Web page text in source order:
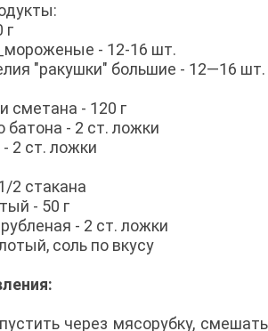
г
- 12-16 шт.
"ракушки" большие - 12—16 шт.
сметана - 120 г
батона - 2 ст. ложки
2 ст. ложки
2 стакана
- 50 г
- 2 ст. ложки
соль по вкусу
через мясорубку, смешать